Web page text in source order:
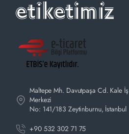
Maltepe Mh. Davutpaşa Cd. Kale İş
Merkezi
No: 141/183 Zeytinburnu, İstanbul
+90 532 302 71 75